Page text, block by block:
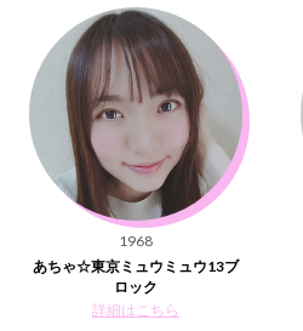
1968
あちゃ☆東京ミュウミュウ13ブ
ロック
詳細はこちら